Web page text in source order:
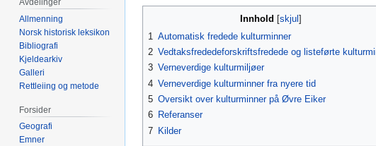
Innhold
1 Automatisk fredede kulturminner
2 Vedtaksfrededeforskriftsfredede og listeførte
3 Verneverdige kulturmiljøer
4 Verneverdige kulturminner fra nyere tid
5 Oversikt over kulturminner på Øvre Eiker
6 Referanser
7 Kilder
Allmenning
Norsk historisk leksikon
Bibliografi
Kjeldearkiv
Galleri
Rettleiing og metode
Forsider
Geografi
Emner